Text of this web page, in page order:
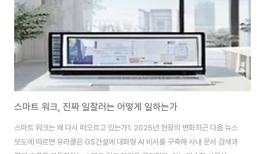
자체·기업 협력 모델의..
스마트 워크, 진짜 일잘러는 어떻게 일하는가
스마트 워크는 왜 다시 떠오르고 있는가1. 2025년 현장의 변화최근 다음 뉴스
보도에 따르면 유라클은 GS건설에 대화형 AI 비서를 구축해 사내 문서 검색과